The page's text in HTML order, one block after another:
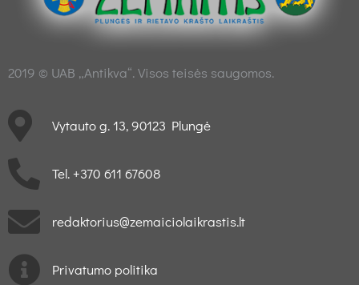
2019 © UAB „Antikva“. Visos teisės saugomos.
Vytauto g. 13, 90123 Plungė
Tel. +370 611 67608
redaktorius@zemaiciolaikrastis.lt
Privatumo politika